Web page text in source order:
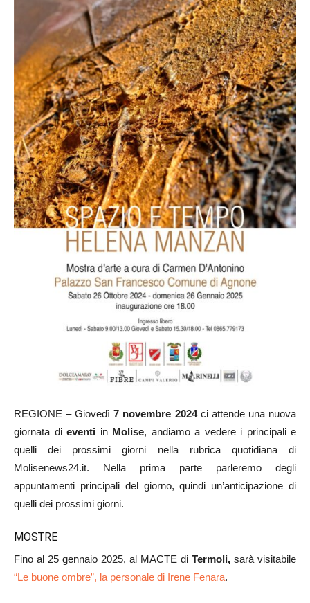
REGIONE – Giovedì 7 novembre 2024 ci attende una nuova
giornata di eventi in Molise, andiamo a vedere i principali e
quelli dei prossimi giorni nella rubrica quotidiana di
Molisenews24.it. Nella prima parte parleremo degli
appuntamenti principali del giorno, quindi un’anticipazione di
quelli dei prossimi giorni.
MOSTRE
Fino al 25 gennaio 2025, al MACTE di Termoli, sarà visitabile
“Le buone ombre”, la personale di Irene Fenara.